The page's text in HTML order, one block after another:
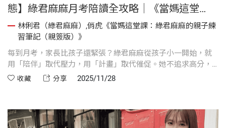
態】綠君麻麻月考陪讀全攻略｜《當媽這堂
課》林俐君（綠君麻麻）,俏虎《當媽這堂課：綠君麻麻的親子練
習筆記（親簽版）》
每到月考，家長比孩子還緊張？綠君麻麻從孩子小一開始，就
用「陪伴」取代壓力，用「計畫」取代催促。她不追求高分，
而是從每天的功課、複習中，一步步培養孩子的專注力與時間
收藏 分享 2025/11/28